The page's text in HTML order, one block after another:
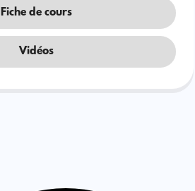
Fiche de cours
Vidéos